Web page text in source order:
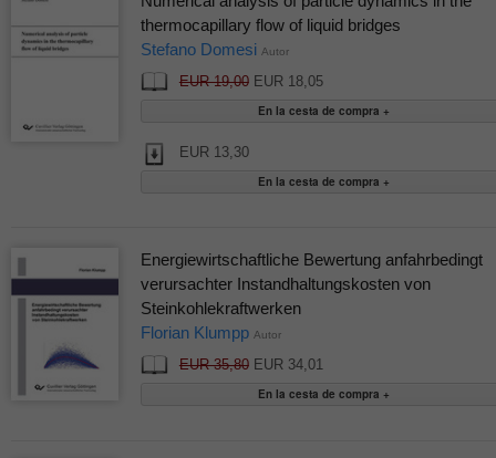
thermocapillary flow of liquid bridges
Stefano Domesi Autor
EUR 19,00EUR 18,05
EUR 13,30
Energiewirtschaftliche Bewertung anfahrbedingt
verursachter Instandhaltungskosten von
Steinkohlekraftwerken
Florian Klumpp Autor
EUR 35,80EUR 34,01